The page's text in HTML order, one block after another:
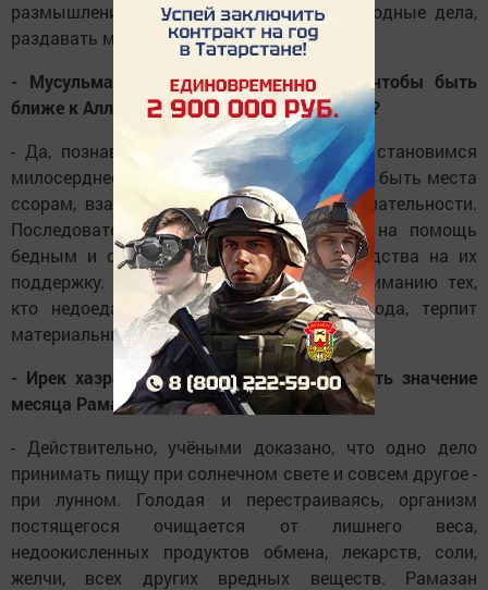
размышлениях, чтении, совершать богоугодные дела,
раздавать милостыню (зякат, садака).
- Мусульмане обязаны держать уразу, чтобы быть
ближе к Аллаху, к тому чтобы познать себя?
- Да, познав себя - мы познаём других, становимся
милосерднее, добрее. В Рамазан не должно быть места
ссорам, взаимным упрёкам и недоброжелательности.
Последователи ислама обязаны прийти на помощь
бедным и обездоленным, не жалеть средства на их
поддержку. Пост учит бережливости, пониманию тех,
кто недоедает, испытывает чувство голода, терпит
материальные и духовные лишения.
- Ирек хазрат, говорят, трудно переоценить значение
месяца Рамазан для здоровья человека.
- Действительно, учёными доказано, что одно дело
принимать пищу при солнечном свете и совсем другое -
при лунном. Голодая и перестраиваясь, организм
постящегося очищается от лишнего веса,
недоокисленных продуктов обмена, лекарств, соли,
желчи, всех других вредных веществ. Рамазан